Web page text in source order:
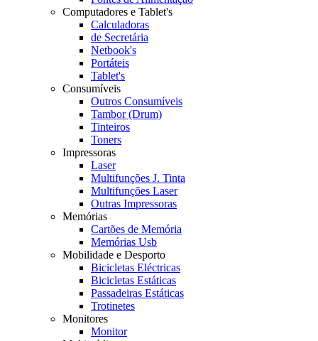
Computadores e Tablet's
Calculadoras
de Secretária
Netbook's
Portáteis
Tablet's
Consumíveis
Outros Consumíveis
Tambor (Drum)
Tinteiros
Toners
Impressoras
Laser
Multifunções J. Tinta
Multifunções Laser
Outras Impressoras
Memórias
Cartões de Memória
Memórias Usb
Mobilidade e Desporto
Bicicletas Eléctricas
Bicicletas Estáticas
Passadeiras Estáticas
Trotinetes
Monitores
Monitor